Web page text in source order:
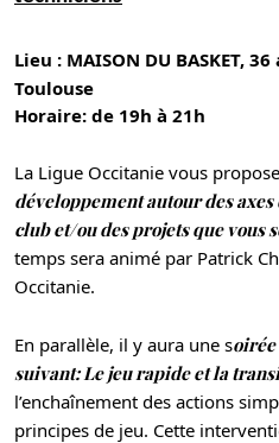
Lieu : MAISON DU BASKET,
Toulouse
Horaire: de 19h à 21h
La Ligue Occitanie vous
développement autour des
club et/ou des projets que vous
temps sera animé par Patrick
Occitanie.
En parallèle, il y aura une s
suivant: Le jeu rapide et la
l’enchaînement des actions
principes de jeu. Cette